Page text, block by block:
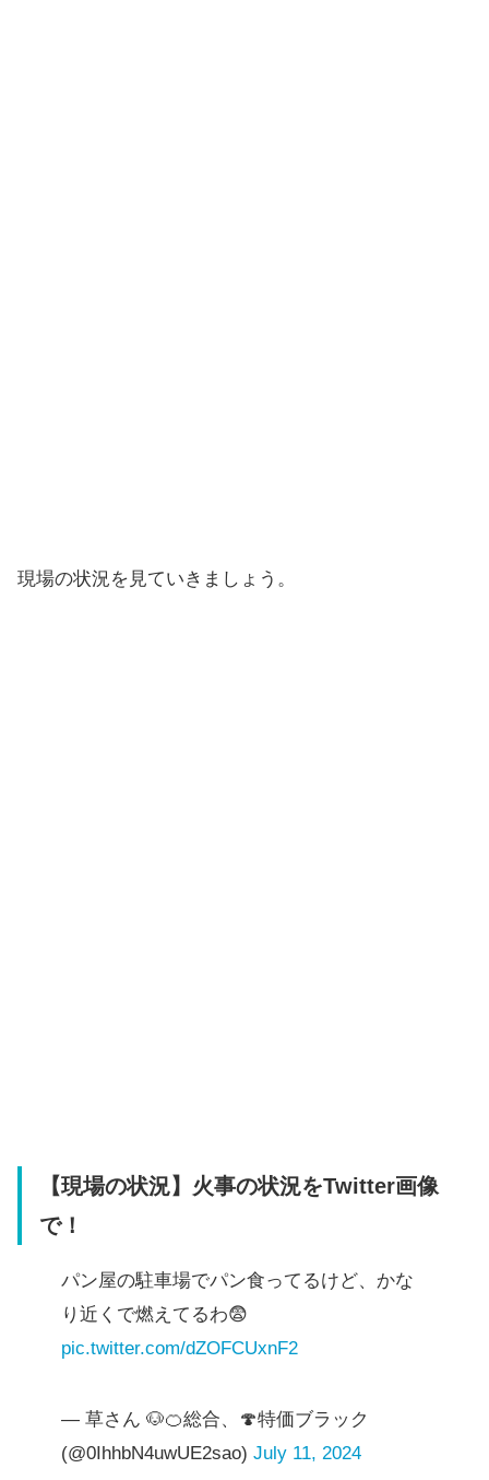
現場の状況を見ていきましょう。
【現場の状況】火事の状況をTwitter画像
で！
パン屋の駐車場でパン食ってるけど、かな
り近くで燃えてるわ😨
pic.twitter.com/dZOFCUxnF2
— 草さん 🐶🍊総合、🍄特価ブラック
(@0IhhbN4uwUE2sao) July 11, 2024